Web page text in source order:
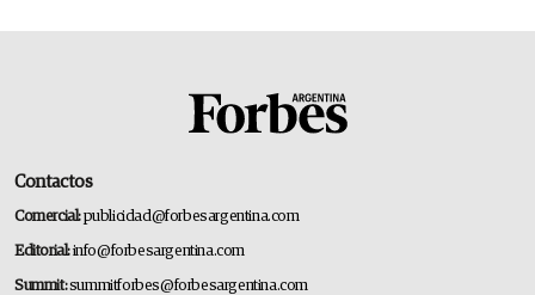
Contactos
Comercial:publicidad@forbesargentina.com
Editorial:info@forbesargentina.com
Summit:summitforbes@forbesargentina.com